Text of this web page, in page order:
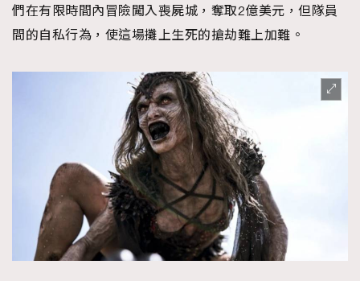
們在有限時間內冒險闖入喪屍城，奪取2億美元，但隊員
間的自私行為，使這場攤上生死的搶劫難上加難。